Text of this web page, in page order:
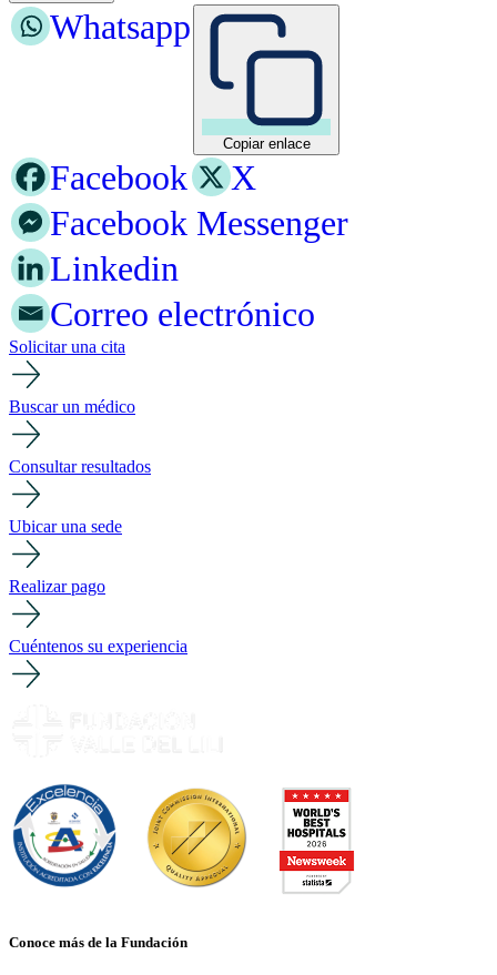
Copiar enlace
Whatsapp
Facebook
X
Facebook Messenger
Linkedin
Correo electrónico
Solicitar una cita
Buscar un médico
Consultar resultados
Ubicar una sede
Realizar pago
Cuéntenos su experiencia
Conoce más de la Fundación